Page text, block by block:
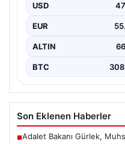
USD
EUR
ALTIN
BTC
Son Eklenen Haberler
■Adalet Bakanı Gürlek,